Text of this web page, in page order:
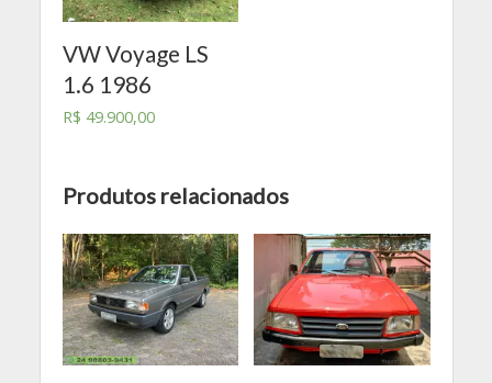
VW Voyage LS
1.6 1986
R$ 49.900,00
Produtos relacionados